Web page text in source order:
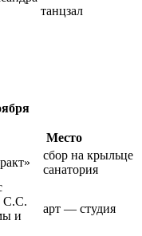
танцзал
Место
сбор на крыльце
санатория
С.С.
и
арт — студия